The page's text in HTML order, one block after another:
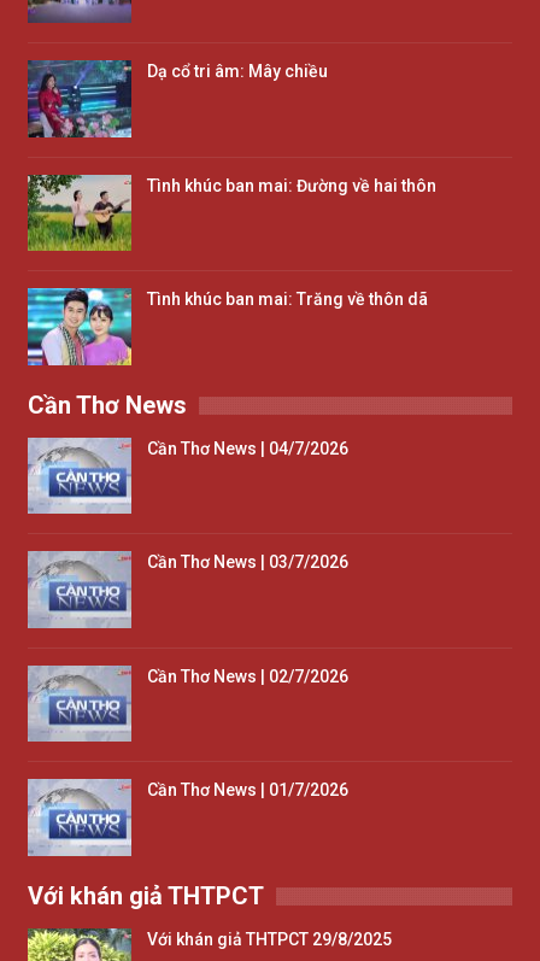
Dạ cổ tri âm: Mây chiều
Tình khúc ban mai: Đường về hai thôn
Tình khúc ban mai: Trăng về thôn dã
Cần Thơ News
Cần Thơ News | 04/7/2026
Cần Thơ News | 03/7/2026
Cần Thơ News | 02/7/2026
Cần Thơ News | 01/7/2026
Với khán giả THTPCT
Với khán giả THTPCT 29/8/2025